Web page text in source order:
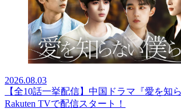
2026.08.03
【全10話一挙配信】中国ドラマ『愛を知
Rakuten TVで配信スタート！